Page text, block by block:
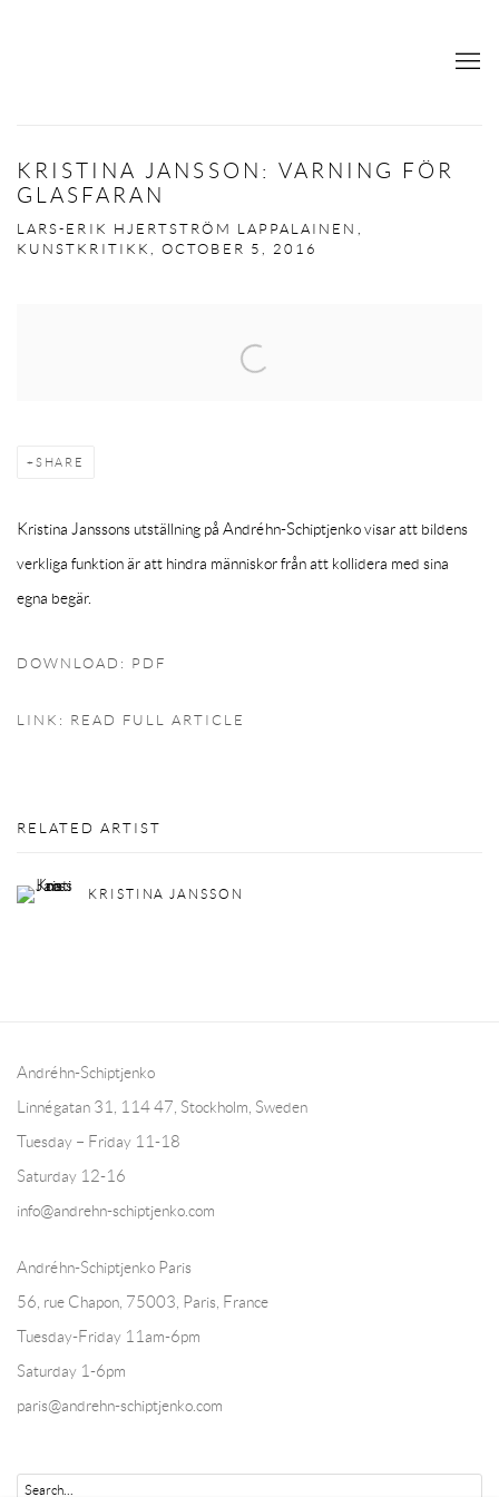
KRISTINA JANSSON: VARNING FÖR
GLASFARAN
LARS-ERIK HJERTSTRÖM LAPPALAINEN,
KUNSTKRITIKK, OCTOBER 5, 2016
SHARE
Kristina Janssons utställning på Andréhn-Schiptjenko visar att bildens
verkliga funktion är att hindra människor från att kollidera med sina
egna begär.
DOWNLOAD: PDF
LINK: READ FULL ARTICLE
RELATED ARTIST
KRISTINA JANSSON
Andréhn-Schiptjenko
Linnégatan 31, 114 47, Stockholm, Sweden
Tuesday – Friday 11-18
Saturday 12-16
info@andrehn-schiptjenko.com
Andréhn-Schiptjenko Paris
56, rue Chapon, 75003, Paris, France
Tuesday-Friday 11am-6pm
Saturday 1-6pm
paris@andrehn-schiptjenko.com